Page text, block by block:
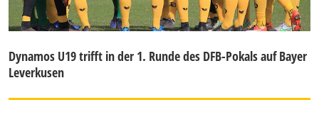
Dynamos U19 trifft in der 1. Runde des DFB-Pokals auf Bayer
Leverkusen